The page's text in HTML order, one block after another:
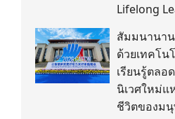
Lifelong
สัมมนานาน
ด้วยเทคโน
เรียนรู้ตลอ
นิเวศใหม่แ
ชีวิตของม